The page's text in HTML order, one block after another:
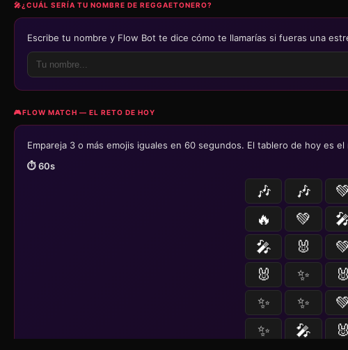
🎤¿CUÁL SERÍA TU NOMBRE DE REGGAETONERO?
Escribe tu nombre y Flow Bot te dice cómo te llamarías si fueras una
🎮FLOW MATCH — EL RETO DE HOY
Empareja 3 o más emojis iguales en 60 segundos. El tablero de hoy es el
⏱️60s
🎶 🎶
🔥
💚
🎤
🐰
🐰
✨ 🐰
✨
✨
✨
🎤 🐰